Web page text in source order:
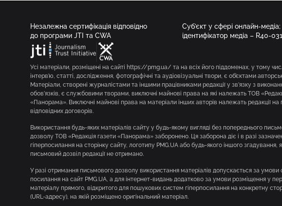
Незалежна сертифікація відповідно
до програми JTI та CWA
Суб’єкт у сфері онлайн-медіа;
ідентифікатор медіа – R40-
Усі матеріали, розміщені на сайті https://pmg.ua/ та на всіх його піддоменах, у тому
інтерв’ю, статті, дослідження, фотографічні та аудіовізуальні твори, є об’єктами
Матеріали, створені журналістами та іншими працівниками редакції у зв’язку з
обов’язків, є службовими творами, виключні майнові права на які належать ТОВ
«Панорама». Виключні майнові права на матеріали інших авторів належать редакції на
відповідних договорів.
Використання будь-яких матеріалів сайту у будь-якому вигляді без попереднього
дозволу ТОВ «Редакція газети «Панорама» заборонено. Ця заборона діє і в разі
гіперпосилання на сторінку сайту, логотипу PMG.UA або будь-якого іншого згадування,
письмовий дозвіл редакції не отримано.
У разі отримання письмового дозволу використання матеріалів допускається за умови
посилання на сайт PMG.UA, а для інтернет-видань додатково за умови розміщення у
матеріалу прямого, відкритого для пошукових систем гіперпосилання на конкретну
(URL-адресу), на якій розміщено оригінальний матеріал.